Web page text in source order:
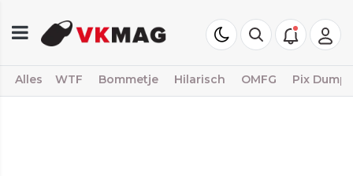
Alles WTF Bommetje Hilarisch OMFG Pix Dump